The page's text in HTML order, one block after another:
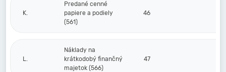
K.
Predané cenné
papiere a podiely
(561)
46
L.
Náklady na
krátkodobý finančný
majetok (566)
47